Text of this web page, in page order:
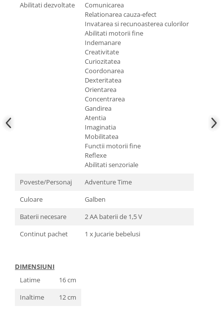
Abilitati dezvoltate
Comunicarea
Relationarea cauza-efect
Invatarea si recunoasterea culorilor
Abilitati motorii fine
Indemanare
Creativitate
Curiozitatea
Coordonarea
Dexteritatea
Orientarea
Concentrarea
Gandirea
Atentia
Imaginatia
Mobilitatea
Functii motorii fine
Reflexe
Abilitati senzoriale
Poveste/Personaj
Adventure Time
Culoare
Galben
Baterii necesare
2 AA baterii de 1,5 V
Continut pachet
1 x Jucarie bebelusi
DIMENSIUNI
Latime
16 cm
Inaltime
12 cm